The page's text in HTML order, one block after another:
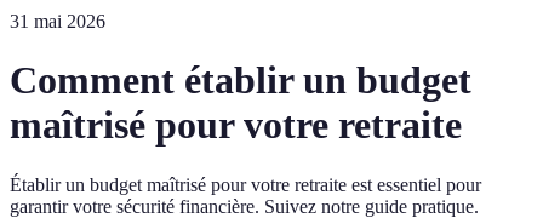
31 mai 2026
Comment établir un budget
maîtrisé pour votre retraite
Établir un budget maîtrisé pour votre retraite est essentiel pour
garantir votre sécurité financière. Suivez notre guide pratique.